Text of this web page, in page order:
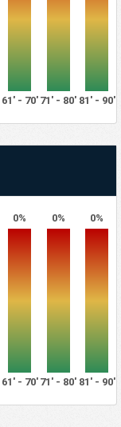
61' - 70' 71' - 80' 81' - 90'
0% 0% 0%
61' - 70' 71' - 80' 81' - 90'